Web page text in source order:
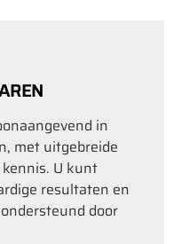
in
met uitgebreide
U kunt
resultaten en
door